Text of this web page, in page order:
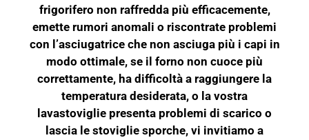
frigorifero non raffredda più efficacemente,
emette rumori anomali o riscontrate problemi
con l’asciugatrice che non asciuga più i capi in
modo ottimale, se il forno non cuoce più
correttamente, ha difficoltà a raggiungere la
temperatura desiderata, o la vostra
lavastoviglie presenta problemi di scarico o
lascia le stoviglie sporche, vi invitiamo a